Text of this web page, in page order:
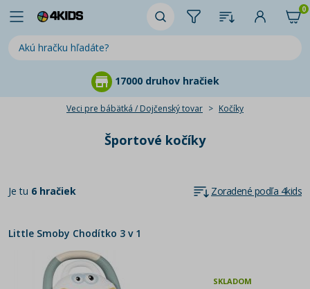
0
17000 druhov hračiek
Veci pre bábätká / Dojčenský tovar Kočíky
Športové kočíky
Je tu 6 hračiek Zoradené podľa 4kids
Little Smoby Chodítko 3 v 1
SKLADOM